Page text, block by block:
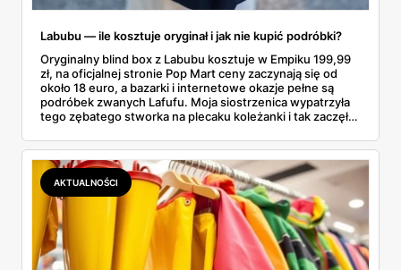
Labubu — ile kosztuje oryginał i jak nie kupić podróbki?
Oryginalny blind box z Labubu kosztuje w Empiku 199,99
zł, na oficjalnej stronie Pop Mart ceny zaczynają się od
około 18 euro, a bazarki i internetowe okazje pełne są
podróbek zwanych Lafufu. Moja siostrzenica wypatrzyła
tego zębatego stworka na plecaku koleżanki i tak zaczęło
kosztuje i po czym poznać, że sprzedawca nie wciska nam
podróbki. Spisałam wszystko, czego się dowiedziałam —
łącznie z jedną wpadką, o której za chwilę.
AKTUALNOŚCI